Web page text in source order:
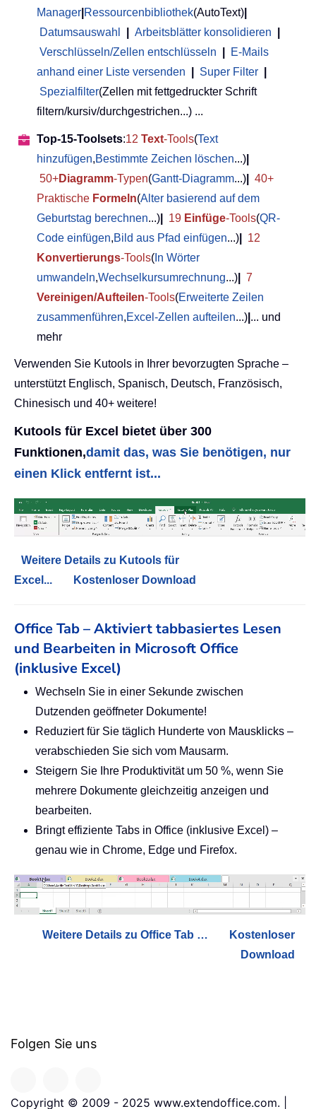
Manager Ressourcenbibliothek(AutoText)
Datumsauswahl
Arbeitsblätter konsolidieren
Verschlüsseln/Zellen entschlüsseln
E-Mails
anhand einer Liste versenden
Super Filter
Spezialfilter(Zellen mit fettgedruckter Schrift
filtern/kursiv/durchgestrichen...) ...
Top-15-Toolsets:12 Text-Tools(Text
hinzufügen,Bestimmte Zeichen löschen...)
50+Diagramm-Typen(Gantt-Diagramm...)
40+
Praktische Formeln(Alter basierend auf dem
Geburtstag berechnen...) 19 Einfüge-Tools(QR-
Code einfügen,Bild aus Pfad einfügen...)
12
Konvertierungs-Tools( In Wörter
umwandeln,Wechselkursumrechnung...)
7
Vereinigen/Aufteilen-Tools(Erweiterte Zeilen
zusammenführen,Excel-Zellen aufteilen...) ... und
mehr
Verwenden Sie Kutools in Ihrer bevorzugten Sprache –
unterstützt Englisch, Spanisch, Deutsch, Französisch,
Chinesisch und 40+ weitere!
Kutools für Excel bietet über 300
Funktionen,damit das, was Sie benötigen, nur
einen Klick entfernt ist...
Weitere Details zu Kutools für
Excel...
Kostenloser Download
Office Tab – Aktiviert tabbasiertes Lesen
und Bearbeiten in Microsoft Office
(inklusive Excel)
Wechseln Sie in einer Sekunde zwischen
Dutzenden geöffneter Dokumente!
Reduziert für Sie täglich Hunderte von Mausklicks –
verabschieden Sie sich vom Mausarm.
Steigern Sie Ihre Produktivität um 50 %, wenn Sie
mehrere Dokumente gleichzeitig anzeigen und
bearbeiten.
Bringt effiziente Tabs in Office (inklusive Excel) –
genau wie in Chrome, Edge und Firefox.
Weitere Details zu Office Tab …
Kostenloser
Download
Folgen Sie uns
Copyright © 2009 - 2025 www.extendoffice.com. |